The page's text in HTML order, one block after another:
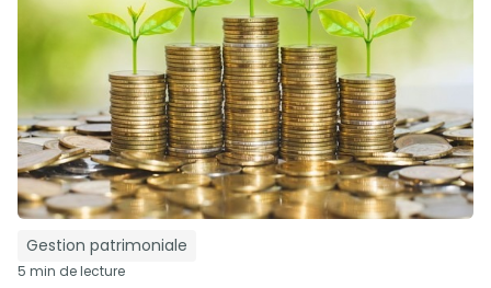
Gestion patrimoniale
5 min de lecture